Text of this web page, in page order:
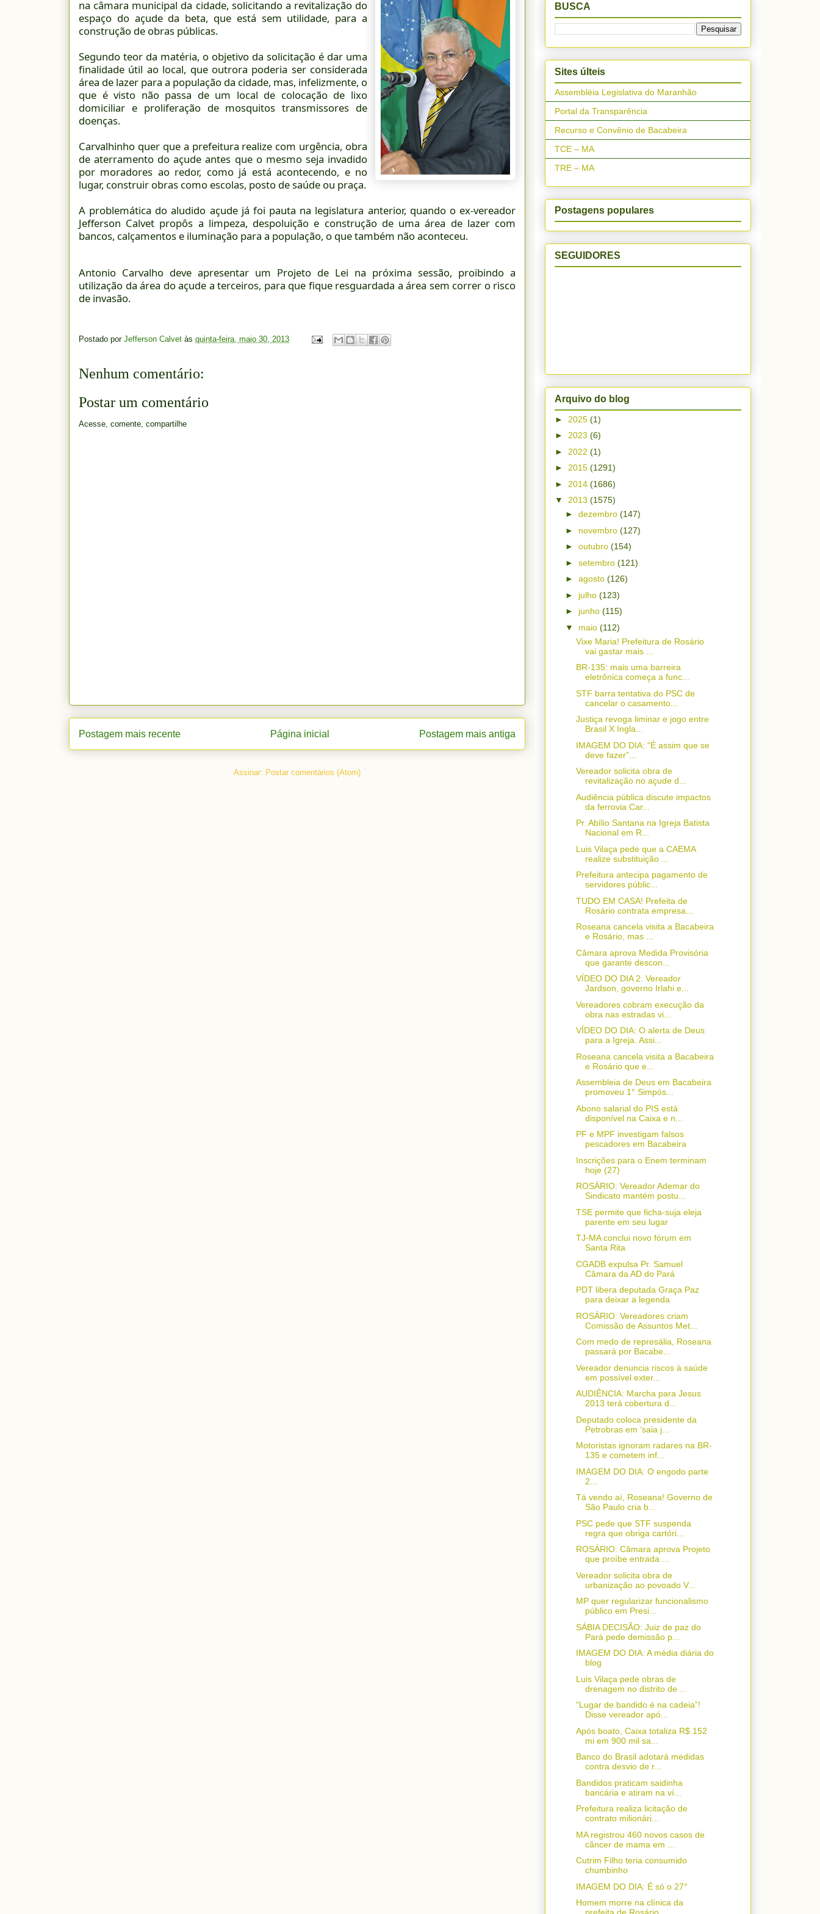
na câmara municipal da cidade, solicitando a revitalização do
espaço do açude da beta, que está sem utilidade, para a
construção de obras públicas.
Segundo teor da matéria, o objetivo da solicitação é dar uma
finalidade útil ao local, que outrora poderia ser considerada
área de lazer para a população da cidade, mas, infelizmente, o
que é visto não passa de um local de colocação de lixo
domiciliar e proliferação de mosquitos transmissores de
doenças.
Carvalhinho quer que a prefeitura realize com urgência, obra
de aterramento do açude antes que o mesmo seja invadido
por moradores ao redor, como já está acontecendo, e no
lugar, construir obras como escolas, posto de saúde ou praça.
A problemática do aludido açude já foi pauta na legislatura anterior, quando o ex-vereador
Jefferson Calvet propôs a limpeza, despoluição e construção de uma área de lazer com
bancos, calçamentos e iluminação para a população, o que também não aconteceu.
Antonio Carvalho deve apresentar um Projeto de Lei na próxima sessão, proibindo a
utilização da área do açude a terceiros, para que fique resguardada a área sem correr o risco
de invasão.
Postado por Jefferson Calvet às quinta-feira, maio 30, 2013
Nenhum comentário:
Postar um comentário
Acesse, comente, compartilhe
Postagem mais recente Postagem mais antiga
Página inicial
Assinar: Postar comentários (Atom)
BUSCA
Sites últeis
Assembléia Legislativa do Maranhão
Portal da Transparência
Recurso e Convênio de Bacabeira
TCE – MA
TRE – MA
Postagens populares
SEGUIDORES
Arquivo do blog
► 2025 (1)
► 2023 (6)
► 2022 (1)
► 2015 (1291)
► 2014 (1686)
▼ 2013 (1575)
► dezembro (147)
► novembro (127)
► outubro (154)
► setembro (121)
► agosto (126)
► julho (123)
► junho (115)
▼ maio (112)
Vixe Maria! Prefeitura de Rosário
vai gastar mais ...
BR-135: mais uma barreira
eletrônica começa a func...
STF barra tentativa do PSC de
cancelar o casamento...
Justiça revoga liminar e jogo entre
Brasil X Ingla...
IMAGEM DO DIA: “É assim que se
deve fazer”...
Vereador solicita obra de
revitalização no açude d...
Audiência pública discute impactos
da ferrovia Car...
Pr. Abílio Santana na Igreja Batista
Nacional em R...
Luis Vilaça pede que a CAEMA
realize substituição ...
Prefeitura antecipa pagamento de
servidores públic...
TUDO EM CASA! Prefeita de
Rosário contrata empresa...
Roseana cancela visita a Bacabeira
e Rosário, mas ...
Câmara aprova Medida Provisória
que garante descon...
VÍDEO DO DIA 2: Vereador
Jardson, governo Irlahi e...
Vereadores cobram execução da
obra nas estradas vi...
VÍDEO DO DIA: O alerta de Deus
para a Igreja. Assi...
Roseana cancela visita a Bacabeira
e Rosário que e...
Assembleia de Deus em Bacabeira
promoveu 1° Simpós...
Abono salarial do PIS está
disponível na Caixa e n...
PF e MPF investigam falsos
pescadores em Bacabeira
Inscrições para o Enem terminam
hoje (27)
ROSÁRIO: Vereador Ademar do
Sindicato mantém postu...
TSE permite que ficha-suja eleja
parente em seu lugar
TJ-MA conclui novo fórum em
Santa Rita
CGADB expulsa Pr. Samuel
Câmara da AD do Pará
PDT libera deputada Graça Paz
para deixar a legenda
ROSÁRIO: Vereadores criam
Comissão de Assuntos Met...
Com medo de represália, Roseana
passará por Bacabe...
Vereador denuncia riscos à saúde
em possível exter...
AUDIÊNCIA: Marcha para Jesus
2013 terá cobertura d...
Deputado coloca presidente da
Petrobras em ‘saia j...
Motoristas ignoram radares na BR-
135 e cometem inf...
IMAGEM DO DIA: O engodo parte
2...
Tá vendo aí, Roseana! Governo de
São Paulo cria b...
PSC pede que STF suspenda
regra que obriga cartóri...
ROSÁRIO: Câmara aprova Projeto
que proíbe entrada ...
Vereador solicita obra de
urbanização ao povoado V...
MP quer regularizar funcionalismo
público em Presi...
SÁBIA DECISÃO: Juiz de paz do
Pará pede demissão p...
IMAGEM DO DIA: A média diária do
blog
Luis Vilaça pede obras de
drenagem no distrito de ...
“Lugar de bandido é na cadeia”!
Disse vereador apó...
Após boato, Caixa totaliza R$ 152
mi em 900 mil sa...
Banco do Brasil adotará medidas
contra desvio de r...
Bandidos praticam saidinha
bancária e atiram na ví...
Prefeitura realiza licitação de
contrato milionári...
MA registrou 460 novos casos de
câncer de mama em ...
Cutrim Filho teria consumido
chumbinho
IMAGEM DO DIA: É só o 27°
Homem morre na clínica da